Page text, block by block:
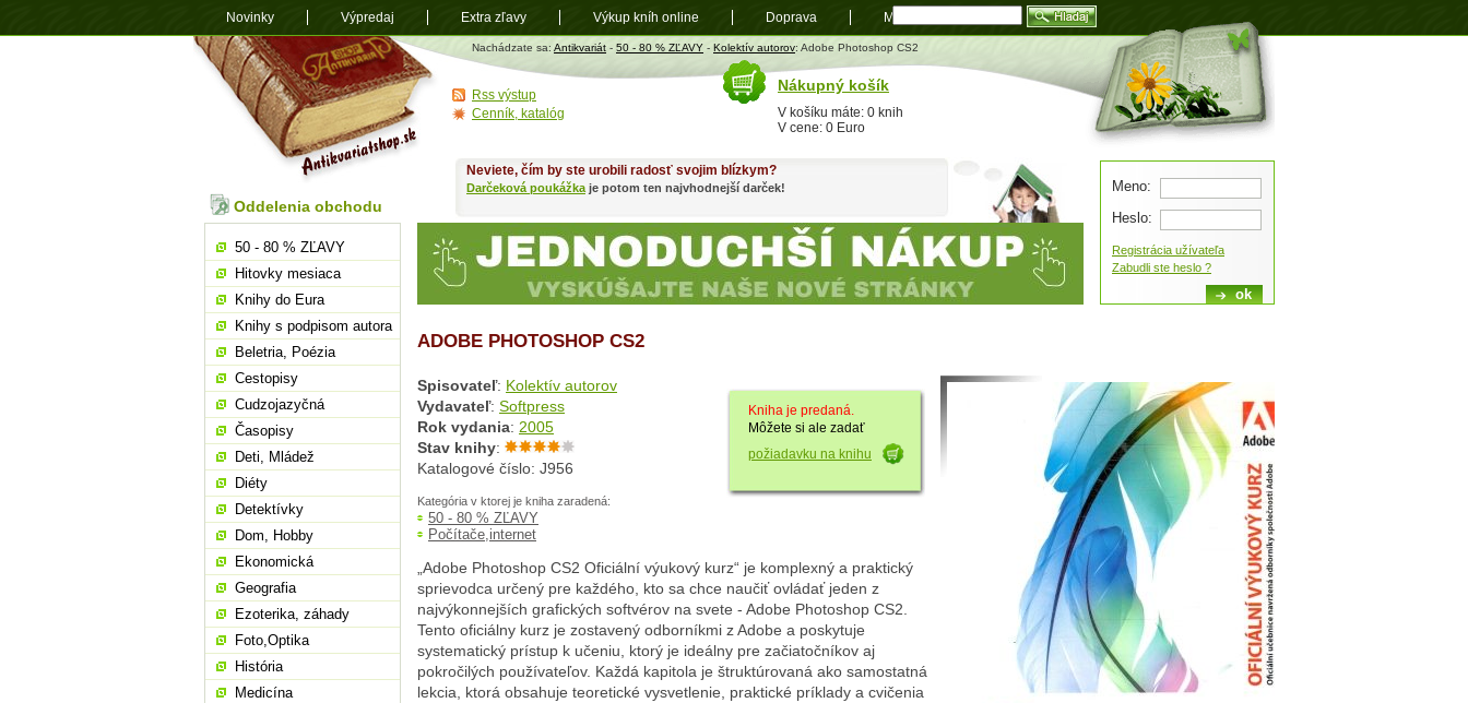
Antikvariát
shop.sk
Nachádzate sa: Antikvariát - 50 - 80 % ZĽAVY - Kolektív autorov: Adobe Photoshop CS2
ADOBE PHOTOSHOP CS2
Kniha je predaná.
Môžete si ale zadať
požiadavku na knihu
Spisovateľ: Kolektív autorov
Vydavateľ: Softpress
Rok vydania: 2005
Stav knihy:
Katalogové číslo: J956
Kategória v ktorej je kniha zaradená:
50 - 80 % ZĽAVY
Počítače,internet
„Adobe Photoshop CS2 Oficiální výukový kurz“ je komplexný a praktický
sprievodca určený pre každého, kto sa chce naučiť ovládať jeden z
najvýkonnejších grafických softvérov na svete - Adobe Photoshop CS2.
Tento oficiálny kurz je zostavený odborníkmi z Adobe a poskytuje
systematický prístup k učeniu, ktorý je ideálny pre začiatočníkov aj
pokročilých používateľov. Každá kapitola je štruktúrovaná ako samostatná
lekcia, ktorá obsahuje teoretické vysvetlenie, praktické príklady a cvičenia
Neviete, čím by ste urobili radosť svojim blízkym?
Darčeková poukážka je potom ten najvhodnejší darček!
Oddelenia obchodu
50 - 80 % ZĽAVY
Hitovky mesiaca
Knihy do Eura
Knihy s podpisom autora
Beletria, Poézia
Cestopisy
Cudzojazyčná
Časopisy
Deti, Mládež
Diéty
Detektívky
Dom, Hobby
Ekonomická
Geografia
Ezoterika, záhady
Foto,Optika
História
Medicína
Meno:
Heslo:
Registrácia užívateľa
Zabudli ste heslo ?
Nákupný košík
V košíku máte: 0 knih
V cene: 0 Euro
Rss výstup
Cenník, katalóg
Novinky Výpredaj Extra zľavy Výkup kníh online Doprava Mapa